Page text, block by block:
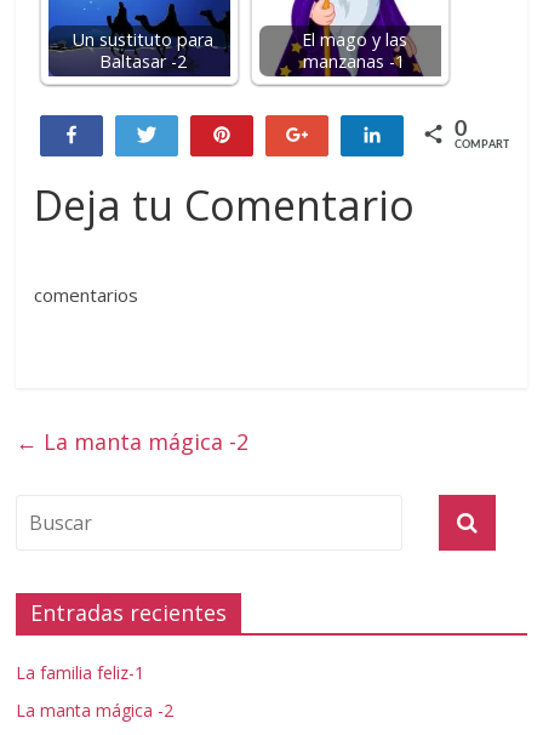
Un sustituto para
Baltasar -2
El mago y las
manzanas -1
Compartir Twittear Compartir
0
COMPARTIR
Deja tu Comentario
comentarios
← La manta mágica -2
Entradas recientes
La familia feliz-1
La manta mágica -2